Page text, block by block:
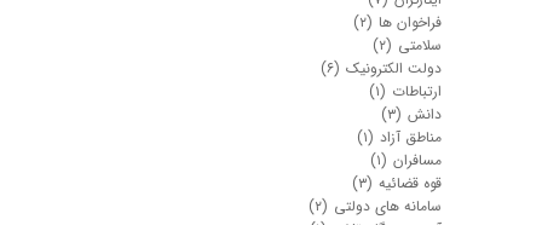
فراخوان ها (۲)
سلامتی (۲)
دولت الکترونیک (۶)
ارتباطات (۱)
دانش (۳)
مناطق آزاد (۱)
مسافران (۱)
قوه قضائیه (۳)
سامانه های دولتی (۲)